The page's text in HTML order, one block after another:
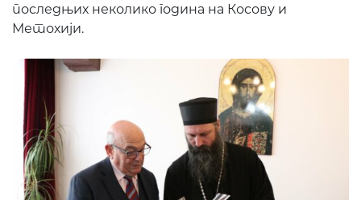
последњих неколико година на Косову и
Метохији.